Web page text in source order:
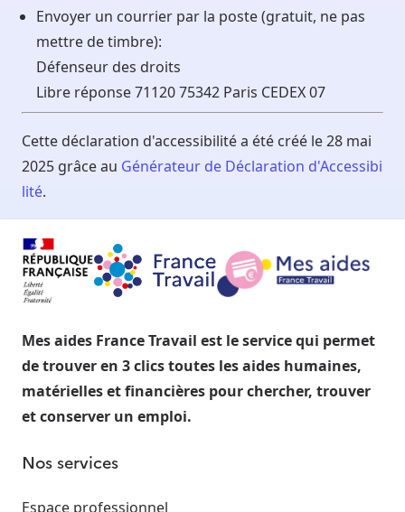
Envoyer un courrier par la poste (gratuit, ne pas
mettre de timbre):
Défenseur des droits
Libre réponse 71120 75342 Paris CEDEX 07
Cette déclaration d'accessibilité a été créé le 28 mai
2025 grâce au Générateur de Déclaration d'Accessibi
lité.
Mes aides France Travail est le service qui permet
de trouver en 3 clics toutes les aides humaines,
matérielles et financières pour chercher, trouver
et conserver un emploi.
Nos services
Espace professionnel